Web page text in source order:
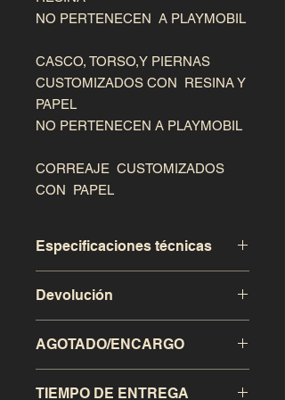
NO PERTENECEN  A PLAYMOBIL
CASCO, TORSO,Y PIERNAS
CUSTOMIZADOS CON  RESINA Y
PAPEL
NO PERTENECEN A PLAYMOBIL
CORREAJE  CUSTOMIZADOS
CON  PAPEL
Especificaciones técnicas
Este producto a sido realizado de
modo artesanal, exclusivo para
coleccionistas.
Devolución
Se admitira la devolución de la
compra en el transcurso de los 15
dias desde la recepción de dicho
AGOTADO/ENCARGO
SI el producto esta agotado, puede
TIEMPO DE ENTREGA